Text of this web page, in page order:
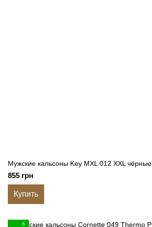
Мужские кальсоны Key MXL 012 XXL чёрные
855 грн
Купить
6